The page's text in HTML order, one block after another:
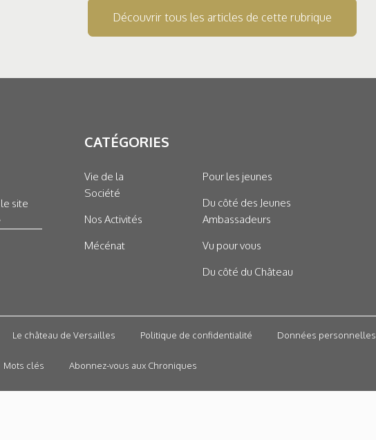
Découvrir tous les articles de cette rubrique
site
CATÉGORIES
Vie de la
Société
Nos Activités
Mécénat
Pour les jeunes
Du côté des Jeunes
Ambassadeurs
Vu pour vous
Du côté du Château
Le château de Versailles Politique de confidentialité Données personnelles
Mots clés Abonnez-vous aux Chroniques